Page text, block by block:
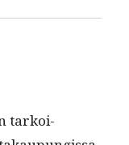
tarkoi­